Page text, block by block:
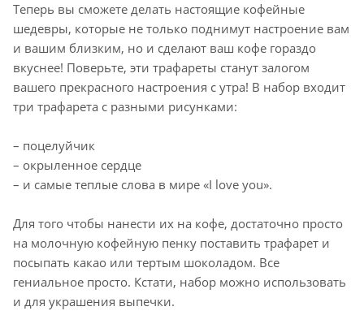
Теперь вы сможете делать настоящие кофейные
шедевры, которые не только поднимут настроение вам
и вашим близким, но и сделают ваш кофе гораздо
вкуснее! Поверьте, эти трафареты станут залогом
вашего прекрасного настроения с утра! В набор входит
три трафарета с разными рисунками:
– поцелуйчик
– окрыленное сердце
– и самые теплые слова в мире «I love you».
Для того чтобы нанести их на кофе, достаточно просто
на молочную кофейную пенку поставить трафарет и
посыпать какао или тертым шоколадом. Все
гениальное просто. Кстати, набор можно использовать
и для украшения выпечки.